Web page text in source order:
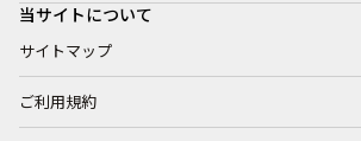
当サイトについて
サイトマップ
ご利用規約